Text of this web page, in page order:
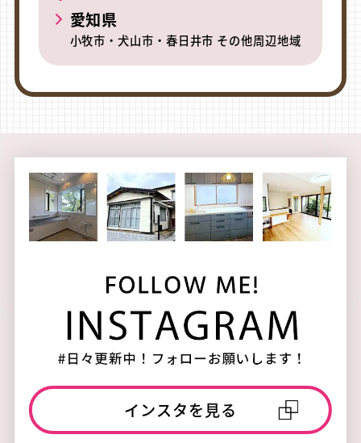
愛知県
小牧市・犬山市・春日井市 その他周辺地域
インスタを見る